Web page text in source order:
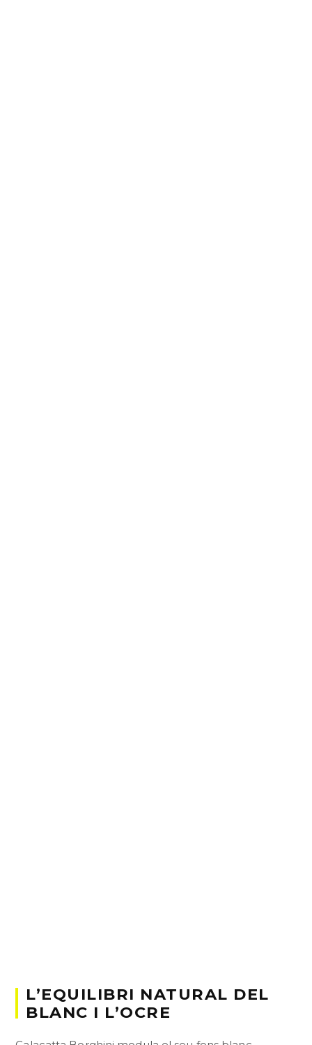
L’EQUILIBRI NATURAL DEL
BLANC I L’OCRE